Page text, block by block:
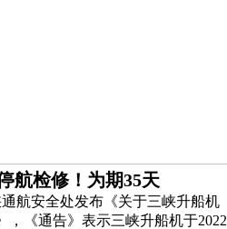
航检修！为期35天
航安全处发布《关于三峡升船机
，《通告》表示三峡升船机于2022